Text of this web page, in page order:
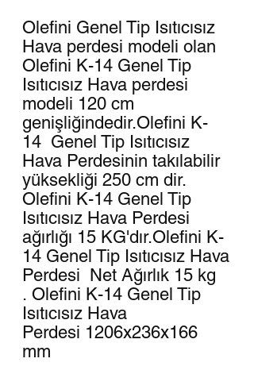
Olefini Genel Tip Isıtıcısız
Hava perdesi modeli olan
Olefini K-14 Genel Tip
Isıtıcısız Hava perdesi
modeli 120 cm
genişliğindedir.Olefini K-
14 Genel Tip Isıtıcısız
Hava Perdesinin takılabilir
yüksekliği 250 cm dir.
Olefini K-14 Genel Tip
Isıtıcısız Hava Perdesi
ağırlığı 15 KG'dır.Olefini K-
14 Genel Tip Isıtıcısız Hava
Perdesi Net Ağırlık 15 kg
. Olefini K-14 Genel Tip
Isıtıcısız Hava
Perdesi 1206x236x166
mm